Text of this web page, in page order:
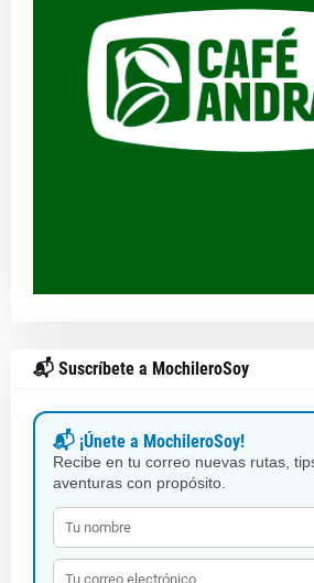
📬 Suscríbete a MochileroSoy
📬 ¡Únete a MochileroSoy!
Recibe en tu correo nuevas rutas,
aventuras con propósito.